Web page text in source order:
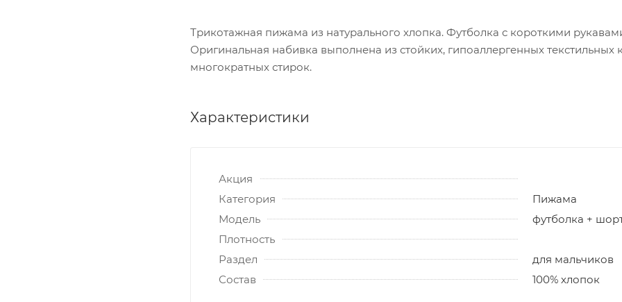
Трикотажная пижама из натурального хлопка. Футболка с короткими
Оригинальная набивка выполнена из стойких, гипоаллергенных
многократных стирок.
Характеристики
Акция
Категория
Пижама
Модель
футболка +
Плотность
Раздел
для мальчиков
Состав
100% хлопок